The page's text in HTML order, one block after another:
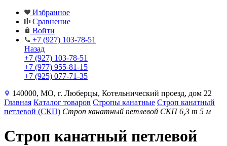
Избранное
Сравнение
Войти
+7 (927) 103-78-51
Назад
+7 (927) 103-78-51
+7 (977) 955-81-15
+7 (925) 077-71-35
140000, МО, г. Люберцы, Котельнический проезд, дом 22
Главная Каталог товаров Стропы канатные Строп канатный
петлевой (СКП) Строп канатный петлевой СКП 6,3 т 5 м
Строп канатный петлевой